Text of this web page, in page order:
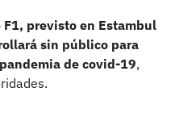
F1, previsto en Estambul
sin público para
de covid-19,